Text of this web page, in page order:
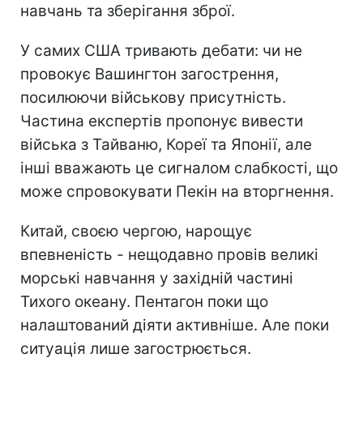
навчань та зберігання зброї.
У самих США тривають дебати: чи не
провокує Вашингтон загострення,
посилюючи військову присутність.
Частина експертів пропонує вивести
війська з Тайваню, Кореї та Японії, але
інші вважають це сигналом слабкості, що
може спровокувати Пекін на вторгнення.
Китай, своєю чергою, нарощує
впевненість - нещодавно провів великі
морські навчання у західній частині
Тихого океану. Пентагон поки що
налаштований діяти активніше. Але поки
ситуація лише загострюється.